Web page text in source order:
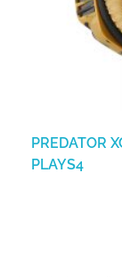
PREDATOR
PLAYS4